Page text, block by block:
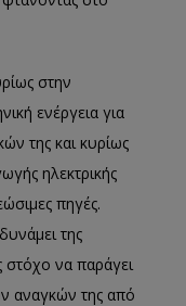
στην
ενέργεια για
της και κυρίως
ηλεκτρικής
πηγές.
της
στόχο να παράγει
αναγκών της από